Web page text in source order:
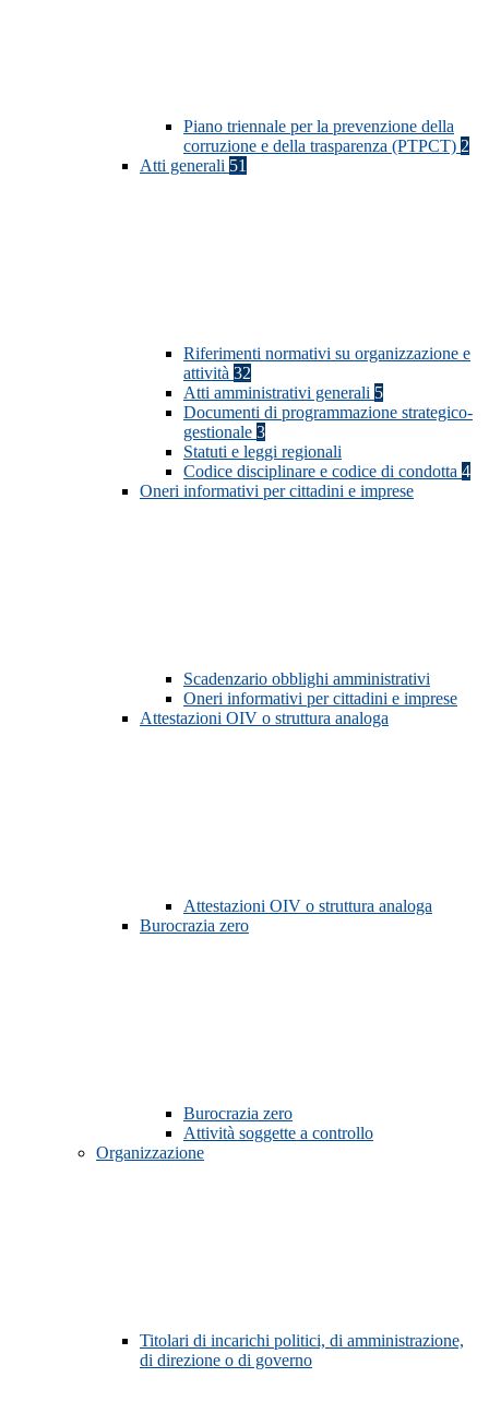
Piano triennale per la prevenzione della
corruzione e della trasparenza (PTPCT) 2
Atti generali 51
Riferimenti normativi su organizzazione e
attività 32
Atti amministrativi generali 5
Documenti di programmazione strategico-
gestionale 3
Statuti e leggi regionali
Codice disciplinare e codice di condotta 4
Oneri informativi per cittadini e imprese
Scadenzario obblighi amministrativi
Oneri informativi per cittadini e imprese
Attestazioni OIV o struttura analoga
Attestazioni OIV o struttura analoga
Burocrazia zero
Burocrazia zero
Attività soggette a controllo
Organizzazione
Titolari di incarichi politici, di amministrazione,
di direzione o di governo